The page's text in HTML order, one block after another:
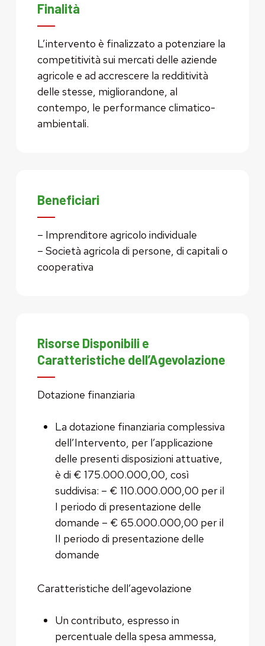
Finalità
L’intervento è finalizzato a potenziare la
competitività sui mercati delle aziende
agricole e ad accrescere la redditività
delle stesse, migliorandone, al
contempo, le performance climatico-
ambientali.
Beneficiari
– Imprenditore agricolo individuale
– Società agricola di persone, di capitali o
cooperativa
Risorse Disponibili e
Caratteristiche dell’Agevolazione
Dotazione finanziaria
La dotazione finanziaria complessiva
dell’Intervento, per l’applicazione
delle presenti disposizioni attuative,
è di € 175.000.000,00, così
suddivisa: – € 110.000.000,00 per il
I periodo di presentazione delle
domande – € 65.000.000,00 per il
II periodo di presentazione delle
domande
Caratteristiche dell’agevolazione
Un contributo, espresso in
percentuale della spesa ammessa,